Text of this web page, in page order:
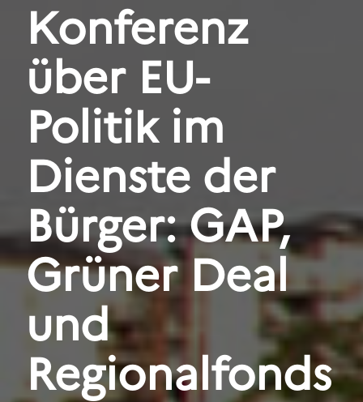
Konferenz
über EU-
Politik im
Dienste der
Bürger: GAP,
Grüner Deal
und
Regionalfonds